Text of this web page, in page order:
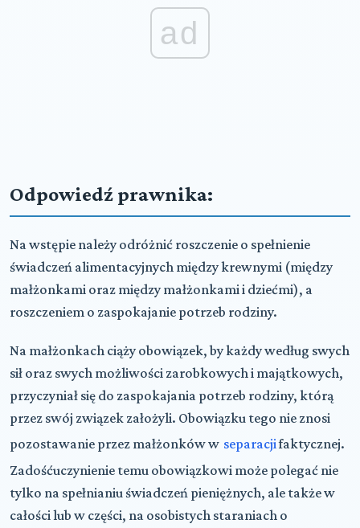
ad
Odpowiedź prawnika:
Na wstępie należy odróżnić roszczenie o spełnienie
świadczeń alimentacyjnych między krewnymi (między
małżonkami oraz między małżonkami i dziećmi), a
roszczeniem o zaspokajanie potrzeb rodziny.
Na małżonkach ciąży obowiązek, by każdy według swych
sił oraz swych możliwości zarobkowych i majątkowych,
przyczyniał się do zaspokajania potrzeb rodziny, którą
przez swój związek założyli. Obowiązku tego nie znosi
pozostawanie przez małżonków w separacjifaktycznej.
Zadośćuczynienie temu obowiązkowi może polegać nie
tylko na spełnianiu świadczeń pieniężnych, ale także w
całości lub w części, na osobistych staraniach o